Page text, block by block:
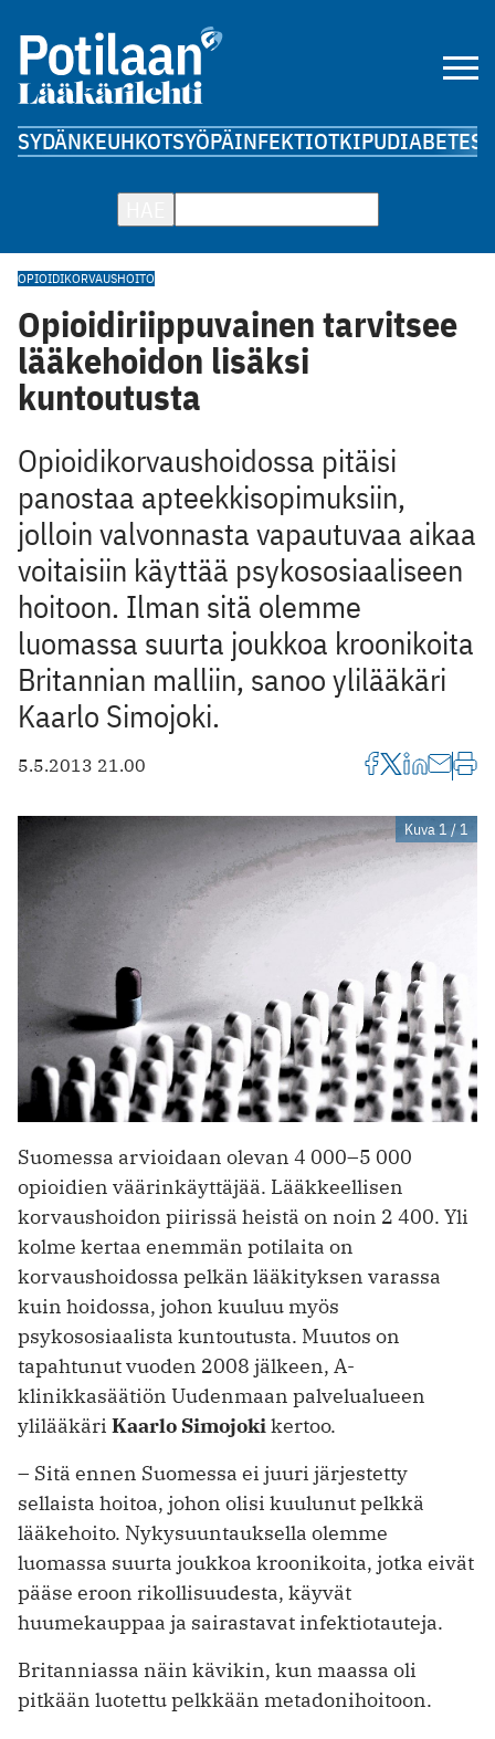
SYDÄNKEUHKOTSYÖPÄINFEKTIOTKIPUDIABETES
OPIOIDIKORVAUSHOITO
Opioidiriippuvainen tarvitsee
lääkehoidon lisäksi
kuntoutusta
Opioidikorvaushoidossa pitäisi
panostaa apteekkisopimuksiin,
jolloin valvonnasta vapautuvaa aikaa
voitaisiin käyttää psykososiaaliseen
hoitoon. Ilman sitä olemme
luomassa suurta joukkoa kroonikoita
Britannian malliin, sanoo ylilääkäri
Kaarlo Simojoki.
5.5.2013 21.00
Kuva 1 / 1
Suomessa arvioidaan olevan 4 000–5 000
opioidien väärinkäyttäjää. Lääkkeellisen
korvaushoidon piirissä heistä on noin 2 400. Yli
kolme kertaa enemmän potilaita on
korvaushoidossa pelkän lääkityksen varassa
kuin hoidossa, johon kuuluu myös
psykososiaalista kuntoutusta. Muutos on
tapahtunut vuoden 2008 jälkeen, A-
klinikkasäätiön Uudenmaan palvelualueen
ylilääkäri Kaarlo Simojokikertoo.
– Sitä ennen Suomessa ei juuri järjestetty
sellaista hoitoa, johon olisi kuulunut pelkkä
lääkehoito. Nykysuuntauksella olemme
luomassa suurta joukkoa kroonikoita, jotka eivät
pääse eroon ­rikollisuudesta, käyvät
huumekauppaa ja sairastavat infektiotauteja.
Britanniassa näin kävikin, kun maassa oli
pitkään luotettu pelkkään metadonihoitoon.